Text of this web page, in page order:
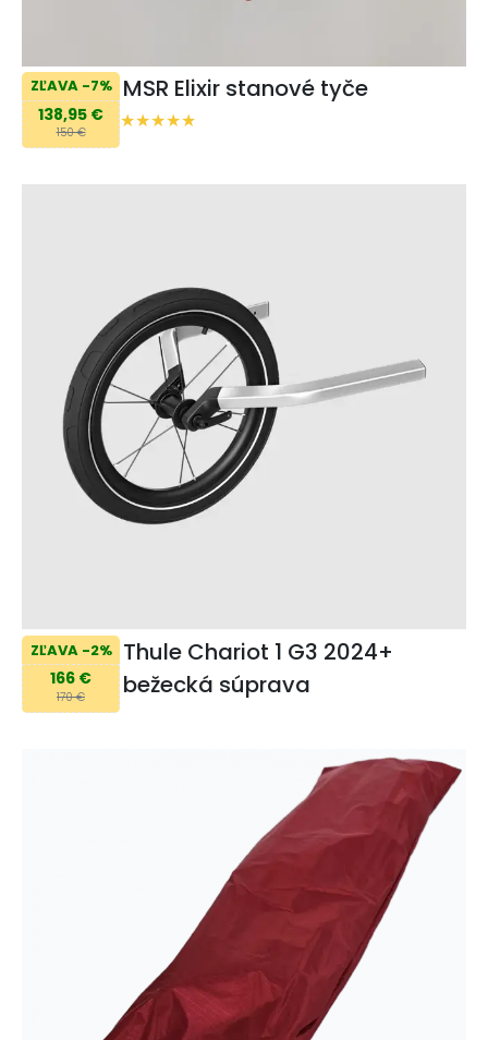
ZĽAVA -7%
138,95 €
150 €
MSR Elixir stanové tyče
ZĽAVA -2%
166 €
170 €
Thule Chariot 1 G3 2024+
bežecká súprava